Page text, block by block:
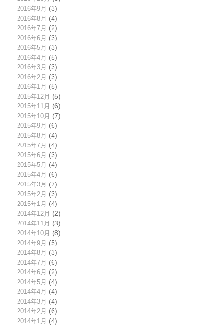
2016年9月 (3)
2016年8月 (4)
2016年7月 (2)
2016年6月 (3)
2016年5月 (3)
2016年4月 (5)
2016年3月 (3)
2016年2月 (3)
2016年1月 (5)
2015年12月 (5)
2015年11月 (6)
2015年10月 (7)
2015年9月 (6)
2015年8月 (4)
2015年7月 (4)
2015年6月 (3)
2015年5月 (4)
2015年4月 (6)
2015年3月 (7)
2015年2月 (3)
2015年1月 (4)
2014年12月 (2)
2014年11月 (3)
2014年10月 (8)
2014年9月 (5)
2014年8月 (3)
2014年7月 (6)
2014年6月 (2)
2014年5月 (4)
2014年4月 (4)
2014年3月 (4)
2014年2月 (6)
2014年1月 (4)